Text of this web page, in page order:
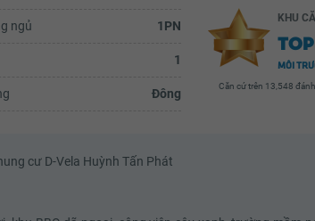
ngủ 1PN
1
Đông
KHU
MÔI
Căn cứ trên 13,548
cư D-Vela Huỳnh Tấn Phát